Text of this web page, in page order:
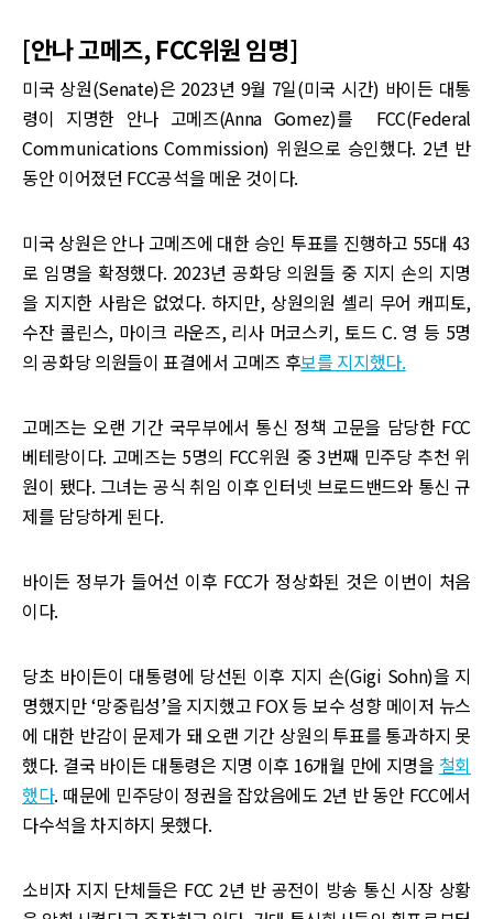
[안나 고메즈, FCC위원 임명]
미국 상원(Senate)은 2023년 9월 7일(미국 시간) 바이든 대통
령이 지명한 안나 고메즈(Anna Gomez)를 FCC(Federal
Communications Commission) 위원으로 승인했다. 2년 반
동안 이어졌던 FCC공석을 메운 것이다.
미국 상원은 안나 고메즈에 대한 승인 투표를 진행하고 55대 43
로 임명을 확정했다. 2023년 공화당 의원들 중 지지 손의 지명
을 지지한 사람은 없었다. 하지만, 상원의원 셸리 무어 캐피토,
수잔 콜린스, 마이크 라운즈, 리사 머코스키, 토드 C. 영 등 5명
의 공화당 의원들이 표결에서 고메즈 후보를 지지했다.
고메즈는 오랜 기간 국무부에서 통신 정책 고문을 담당한 FCC
베테랑이다. 고메즈는 5명의 FCC위원 중 3번째 민주당 추천 위
원이 됐다. 그녀는 공식 취임 이후 인터넷 브로드밴드와 통신 규
제를 담당하게 된다.
바이든 정부가 들어선 이후 FCC가 정상화된 것은 이번이 처음
이다.
당초 바이든이 대통령에 당선된 이후 지지 손(Gigi Sohn)을 지
명했지만 ‘망중립성’을 지지했고 FOX 등 보수 성향 메이저 뉴스
에 대한 반감이 문제가 돼 오랜 기간 상원의 투표를 통과하지 못
했다. 결국 바이든 대통령은 지명 이후 16개월 만에 지명을 철회
했다. 때문에 민주당이 정권을 잡았음에도 2년 반 동안 FCC에서
다수석을 차지하지 못했다.
소비자 지지 단체들은 FCC 2년 반 공전이 방송 통신 시장 상황